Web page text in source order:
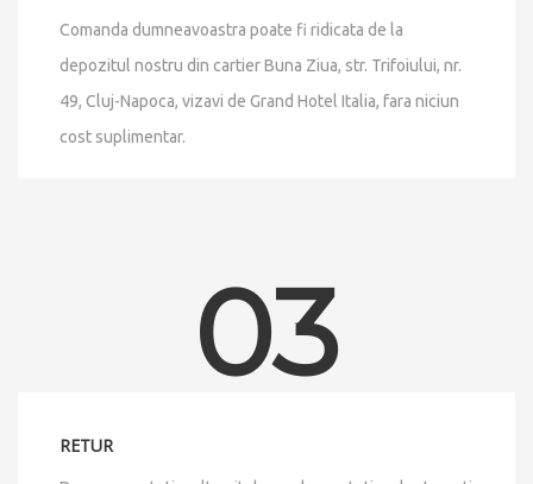
Comanda dumneavoastra poate fi ridicata de la
depozitul nostru din cartier Buna Ziua, str. Trifoiului, nr.
49, Cluj-Napoca, vizavi de Grand Hotel Italia, fara niciun
cost suplimentar.
03
RETUR